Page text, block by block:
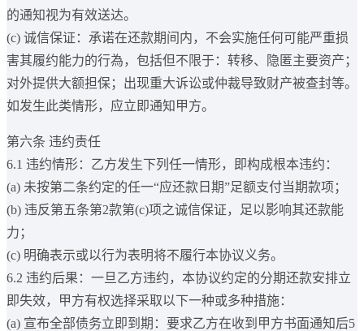
的通知视为有效送达。
(c) 诚信保证：承诺在还款期间内，不会实施任何可能严重损
害其履约能力的行為，包括但不限于：转移、隐匿主要资产；
对外提供大额担保；出现重大诉讼或仲裁导致财产被查封等。
如发生此类情形，应立即通知甲方。
第六条 违约责任
6.1 违约情形：乙方发生下列任一情形，即构成根本违约：
(a) 未按第二条约定的任一“应还款日期”足额支付当期款项；
(b) 违反第五条第2款第(c)项之诚信保证，足以影响其还款能
力；
(c) 明确表示或以行为表明将不履行本协议义务。
6.2 违约后果：一旦乙方违约，本协议约定的分期还款安排立
即失效，甲方有权选择采取以下一种或多种措施：
(a) 宣布全部债务立即到期：要求乙方在收到甲方书面通知后5